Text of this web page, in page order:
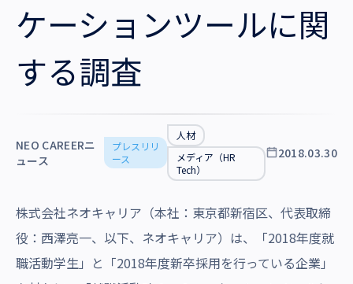
採用支援
業務支援
企業情報
グループ会社
沿革・受賞歴
ニュース
採用情報
ケーションツールに関
する調査
NEO CAREERニ
ュース
プレスリリ
ース
人材
メディア（HR
Tech）
2018.03.30
株式会社ネオキャリア（本社：東京都新宿区、代表取締
役：西澤亮一、以下、ネオキャリア）は、「2018年度就
職活動学生」と「2018年度新卒採用を行っている企業」